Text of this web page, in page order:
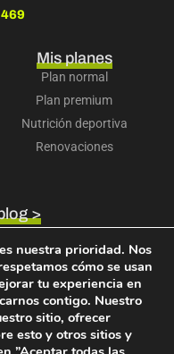
Mis planes
Plan normal
Plan premium
Nutrición deportiva
Renovaciones
>
>
nuestra prioridad. Nos
cómo se usan
tu experiencia en
contigo. Nuestro
sitio, ofrecer
esto y otros sitios y